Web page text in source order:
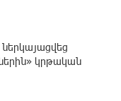
կրթական